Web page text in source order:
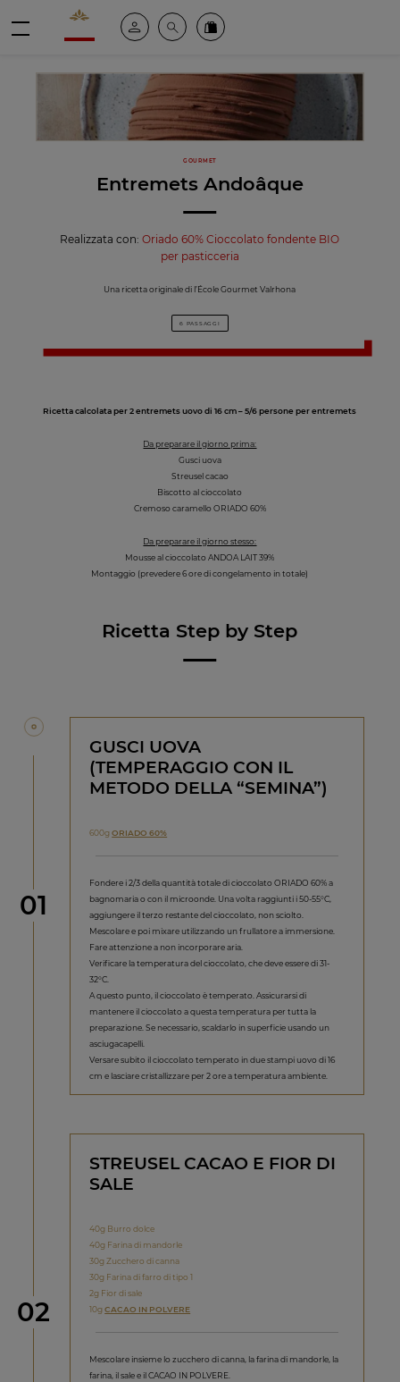
Valrhona - Imaginons le meilleur du chocolat
Il mio account
Cerca Ordinate i nostri prodotti online
GOURMET
Entremets Andoâque
Realizzata con:Oriado 60% Cioccolato fondente BIO
per pasticceria
Una ricetta originale di l’École Gourmet Valrhona
6 PASSAGGI
Ricetta calcolata per 2 entremets uovo di 16 cm – 5/6 persone per entremets
Da preparare il giorno prima:
Gusci uova
Streusel cacao
Biscotto al cioccolato
Cremoso caramello ORIADO 60%
Da preparare il giorno stesso:
Mousse al cioccolato ANDOA LAIT 39%
Montaggio (prevedere 6 ore di congelamento in totale)
Ricetta Step by Step
Step
01
GUSCI UOVA
(TEMPERAGGIO CON IL
METODO DELLA “SEMINA”)
600gORIADO 60%
Fondere i 2/3 della quantità totale di cioccolato ORIADO 60% a
bagnomaria o con il microonde. Una volta raggiunti i 50-55°C,
aggiungere il terzo restante del cioccolato, non sciolto.
Mescolare e poi mixare utilizzando un frullatore a immersione.
Fare attenzione a non incorporare aria.
Verificare la temperatura del cioccolato, che deve essere di 31-
32°C.
A questo punto, il cioccolato è temperato. Assicurarsi di
mantenere il cioccolato a questa temperatura per tutta la
preparazione. Se necessario, scaldarlo in superficie usando un
asciugacapelli.
Versare subito il cioccolato temperato in due stampi uovo di 16
cm e lasciare cristallizzare per 2 ore a temperatura ambiente.
Step
02
STREUSEL CACAO E FIOR DI
SALE
40g Burro dolce
40g Farina di mandorle
30g Zucchero di canna
30g Farina di farro di tipo 1
2g Fior di sale
10gCACAO IN POLVERE
Mescolare insieme lo zucchero di canna, la farina di mandorle, la
farina, il sale e il CACAO IN POLVERE.